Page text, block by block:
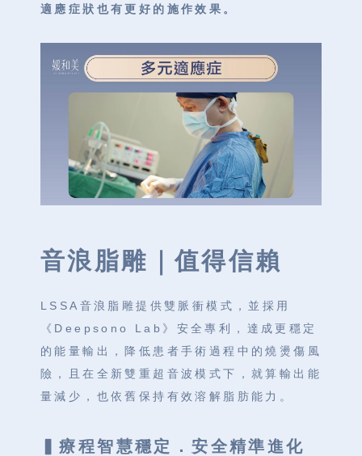
適應症狀也有更好的施作效果。
音浪脂雕 ｜值得信賴
LSSA音浪脂雕提供雙脈衝模式，並採用
《Deepsono Lab》安全專利，達成更穩定
的能量輸出，降低患者手術過程中的燒燙傷風
險，且在全新雙重超音波模式下，就算輸出能
量減少，也依舊保持有效溶解脂肪能⼒。
▍療程智慧穩定．安全精準進化